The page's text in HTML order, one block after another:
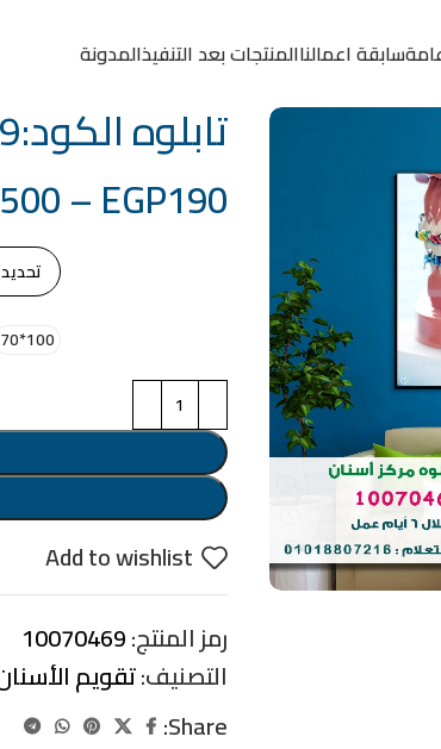
سابقة اعمالناالمنتجات بعد التنفيذالمدونة
تابلوه الكود:10070469
EGP190
–
100*70
Add to wishlist
رمز المنتج:10070469
التصنيف:تقويم
Share: